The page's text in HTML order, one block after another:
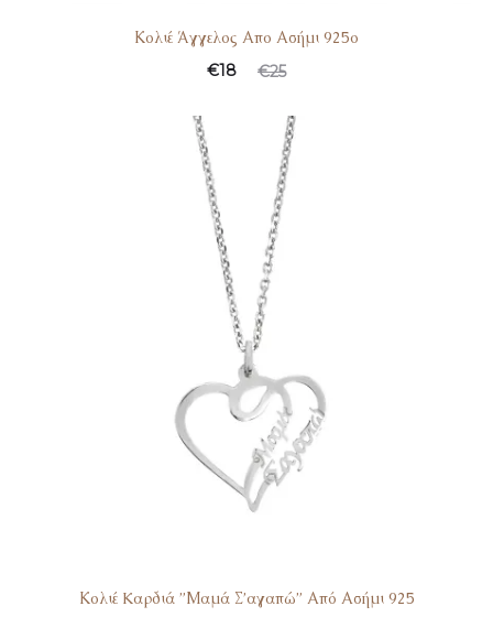
Κολιέ Άγγελος Απο Ασήμι 925ο
€25
€18
Κολιέ Kαρδιά ”Μαμά Σ’αγαπώ” Από Ασήμι 925